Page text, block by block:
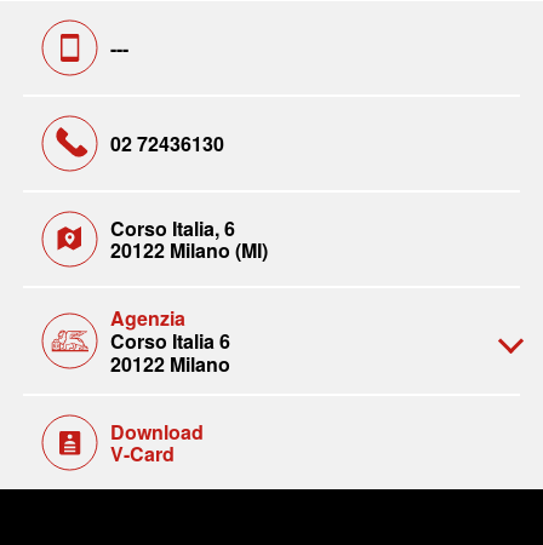
---
02 72436130
Corso Italia, 6
20122 Milano (MI)
Agenzia
Corso Italia 6
20122 Milano
Download
V-Card